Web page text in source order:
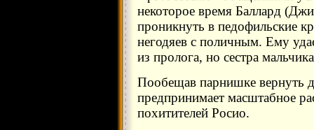
некоторое время Баллард
проникнуть в педофильские
негодяев с поличным. Ему
из пролога, но сестра
Пообещав парнишке вернуть
предпринимает масштабное
похитителей Росио.